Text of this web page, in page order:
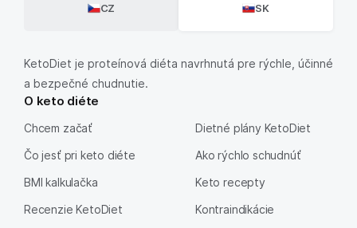
CZ SK
KetoDiet je proteínová diéta navrhnutá pre rýchle, účinné
a bezpečné chudnutie.
O keto diéte
Chcem začať
Čo jesť pri keto diéte
BMI kalkulačka
Recenzie KetoDiet
Dietné plány KetoDiet
Ako rýchlo schudnúť
Keto recepty
Kontraindikácie